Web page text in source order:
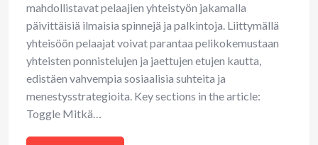
mahdollistavat pelaajien yhteistyön jakamalla
päivittäisiä ilmaisia spinnejä ja palkintoja. Liittymällä
yhteisöön pelaajat voivat parantaa pelikokemustaan
yhteisten ponnistelujen ja jaettujen etujen kautta,
edistäen vahvempia sosiaalisia suhteita ja
menestysstrategioita. Key sections in the article:
Toggle Mitkä…